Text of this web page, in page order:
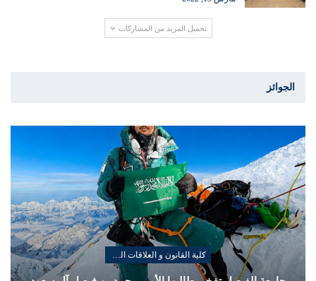
تحميل المزيد من المشاركات
الجوائز